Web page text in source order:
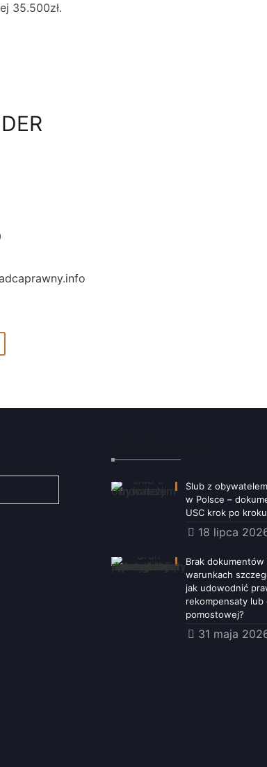
35.500zł.
Ślub z
w Polsce –
USC krok po
18 lipca
Brak dokumentów
warunkach
jak udowodnić
rekompensaty lub
pomostowej?
31 maja